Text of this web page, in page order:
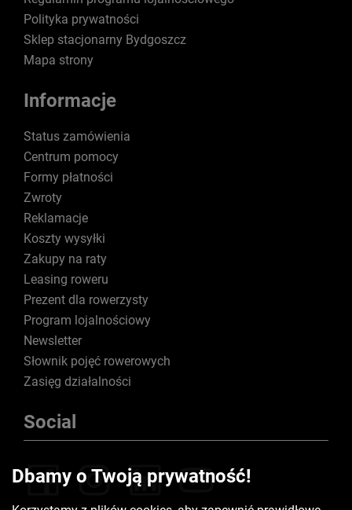
Polityka prywatności
Sklep stacjonarny Bydgoszcz
Mapa strony
Informacje
Status zamówienia
Centrum pomocy
Formy płatności
Zwroty
Reklamacje
Koszty wysyłki
Zakupy na raty
Leasing roweru
Prezent dla rowerzysty
Program lojalnościowy
Newsletter
Słownik pojęć rowerowych
Zasięg działalności
Social
Dbamy o Twoją prywatność!